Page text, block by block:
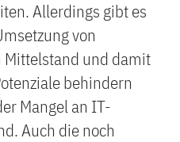
Allerdings gibt es
von
und damit
behindern
Mangel an IT-
Auch die noch